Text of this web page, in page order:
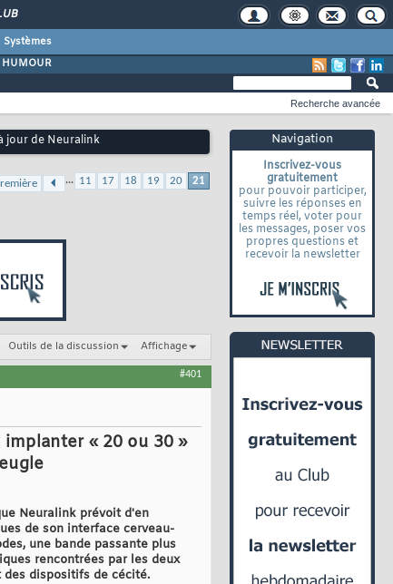
Systèmes
HUMOUR
Navigation
Inscrivez-vous
gratuitement
pour pouvoir participer,
suivre les réponses en
temps réel, voter pour
les messages, poser vos
propres questions et
recevoir la newsletter
Recherche avancée
jour de Neuralink
... 11 17 18 19 20 21
Outils de la discussion Affichage
#401
« 20 ou 30 »
Neuralink prévoit d'en
de son interface cerveau-
une bande passante plus
rencontrées par les deux
dispositifs de cécité.